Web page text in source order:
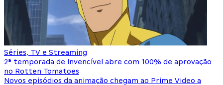
Séries, TV e Streaming
2ª temporada de Invencível abre com 100% de aprovação
no Rotten Tomatoes
Novos episódios da animação chegam ao Prime Video a